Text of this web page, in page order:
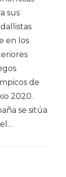
sus
en los
de
2020.
se sitúa